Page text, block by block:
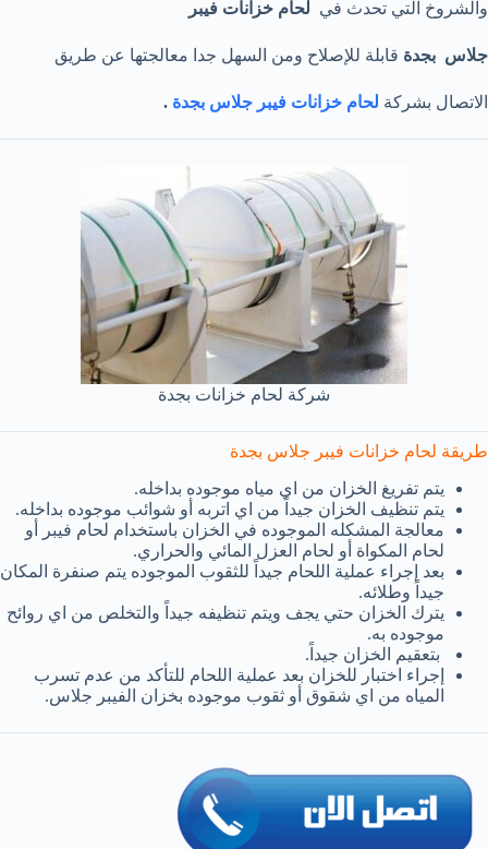
والشروخ التي تحدث في لحام خزانات فيبر
جلاس بجدة قابلة للإصلاح ومن السهل جدا معالجتها عن طريق
الاتصال بشركة لحام‌ ‌خزانات‌ ‌فيبر‌ ‌جلاس بجدة .
شركة لحام خزانات بجدة
طريقة لحام خزانات فيبر جلاس بجدة
يتم تفريغ الخزان من اي مياه موجوده بداخله.
يتم تنظيف الخزان جيداً من اي اتربه أو شوائب موجوده بداخله.
معالجة المشكله الموجوده في الخزان باستخدام لحام فيبر أو
لحام المكواة أو لحام العزل المائي والحراري.
بعد إجراء عملية اللحام جيداً للثقوب الموجوده يتم صنفرة المكان
جيداً وطلائه.
يترك الخزان حتي يجف ويتم تنظيفه جيداً والتخلص من اي روائح
موجوده به.
بتعقيم الخزان جيداً.
إجراء اختبار للخزان بعد عملية اللحام للتأكد من عدم تسرب
المياه من اي شقوق أو ثقوب موجوده بخزان الفيبر جلاس.